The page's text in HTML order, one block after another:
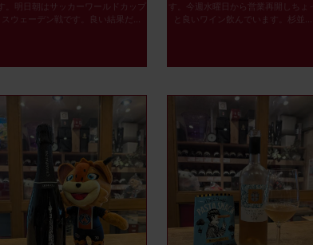
す。明日朝はサッカーワールドカップ
スウェーデン戦です。良い結果だ...
す。今週水曜日から営業再開しちょっ
と良いワイン飲んでいます。杉並...